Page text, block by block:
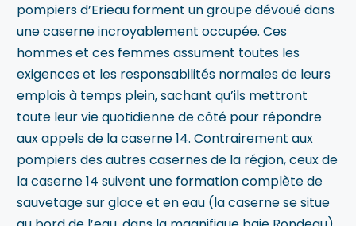
pompiers d’Erieau forment un groupe dévoué dans
une caserne incroyablement occupée. Ces
hommes et ces femmes assument toutes les
exigences et les responsabilités normales de leurs
emplois à temps plein, sachant qu’ils mettront
toute leur vie quotidienne de côté pour répondre
aux appels de la caserne 14. Contrairement aux
pompiers des autres casernes de la région, ceux de
la caserne 14 suivent une formation complète de
sauvetage sur glace et en eau (la caserne se situe